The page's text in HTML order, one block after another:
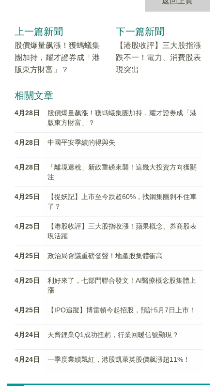
上一篇新聞
股價爆量飙漲！獲螞蟻集
團加持，耀才證券成「港
版東方財富」？
下一篇新聞
【港股收評】三大股指漲
跌不一！電力、消費股表
現突出
相關文章
4月28日
股價爆量飙漲！獲螞蟻集團加持，耀才證券成「港
版東方財富」？
4月28日 中國平安季績的得與失
4月28日
「離境退稅」新政重磅來襲！這幾大投資方向獲關
注
4月25日
【捉妖記】上市至今跌超60%，找鋼集團刹不住車
了？
4月25日
【港股收評】三大股指收漲！蘋果概念、券商股表
現活躍
4月25日 政治局會議重磅發聲！地產股集體衝高
4月25日
利好來了，七部門聯合發文！AI醫療概念股集體上
漲
4月25日 【IPO追蹤】博雷頓今起招股，預計5月7日上市！
4月24日 天齊鋰業Q1成功扭虧，行業回暖信號顯現？
4月24日 一季度業績飄紅，港股凱萊英股價飙漲超11%！